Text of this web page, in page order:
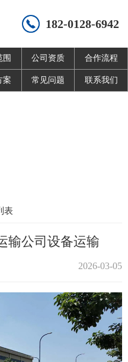
182-0128-6942
围 公司资质 合作流程
案 常见问题 联系我们
表
输公司设备运输
2026-03-05